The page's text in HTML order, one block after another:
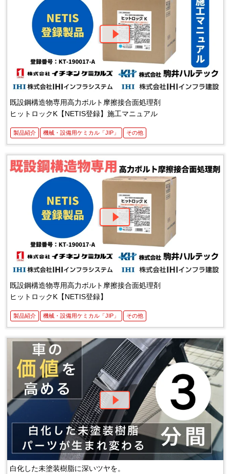
既設鋼構造物専用高力ボルト摩擦接合面処理剤
ヒットロックK【NETIS登録】施工マニュアル
製品紹介 機械・設備用ケミカル「JIP」 その他
既設鋼構造物専用高力ボルト摩擦接合面処理剤
ヒットロックK【NETIS登録】
製品紹介 機械・設備用ケミカル「JIP」 その他
白化した未塗装樹脂に深いツヤを。